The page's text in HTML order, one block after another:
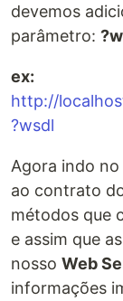
devemos
parâmetro:
ex:
http://
?wsdl
Agora indo
ao contrato
métodos que
e assim que
nosso Web
informações